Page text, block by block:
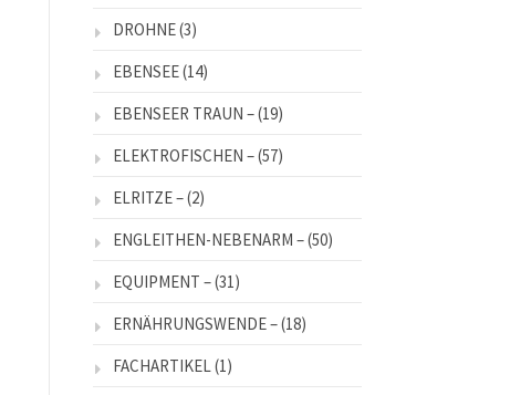
DROHNE(3)
EBENSEE(14)
EBENSEER TRAUN –(19)
ELEKTROFISCHEN –(57)
ELRITZE –(2)
ENGLEITHEN-NEBENARM –(50)
EQUIPMENT –(31)
ERNÄHRUNGSWENDE –(18)
FACHARTIKEL(1)